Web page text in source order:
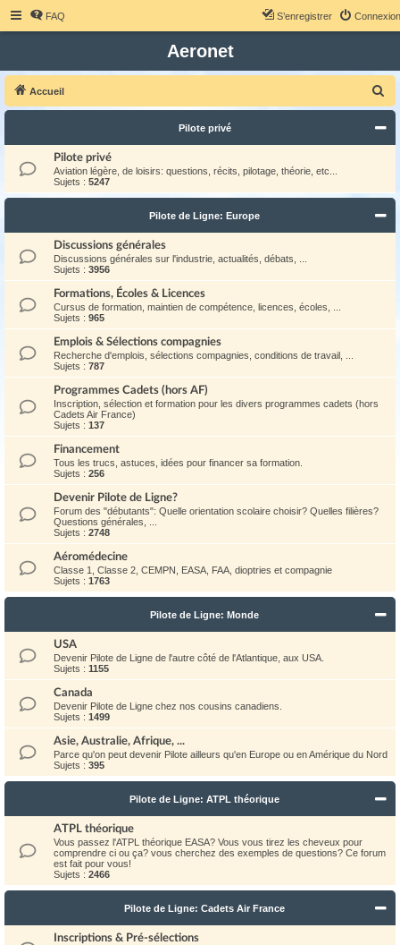
FAQ Connexion
S’enregistrer
Aeronet
Accueil
e
r
c
r
Pilote privé
Pilote privé
Aviation légère, de loisirs: questions, récits, pilotage, théorie, etc...
Sujets : 5247
Pilote de Ligne: Europe
Discussions générales
Discussions générales sur l'industrie, actualités, débats, ...
Sujets : 3956
Formations, Écoles & Licences
Cursus de formation, maintien de compétence, licences, écoles, ...
Sujets : 965
Emplois & Sélections compagnies
Recherche d'emplois, sélections compagnies, conditions de travail, ...
Sujets : 787
Programmes Cadets (hors AF)
Inscription, sélection et formation pour les divers programmes cadets (hors
Cadets Air France)
Sujets : 137
Financement
Tous les trucs, astuces, idées pour financer sa formation.
Sujets : 256
Devenir Pilote de Ligne?
Forum des "débutants": Quelle orientation scolaire choisir? Quelles filières?
Questions générales, ...
Sujets : 2748
Aéromédecine
Classe 1, Classe 2, CEMPN, EASA, FAA, dioptries et compagnie
Sujets : 1763
Pilote de Ligne: Monde
USA
Devenir Pilote de Ligne de l'autre côté de l'Atlantique, aux USA.
Sujets : 1155
Canada
Devenir Pilote de Ligne chez nos cousins canadiens.
Sujets : 1499
Asie, Australie, Afrique, ...
Parce qu'on peut devenir Pilote ailleurs qu'en Europe ou en Amérique du Nord
Sujets : 395
Pilote de Ligne: ATPL théorique
ATPL théorique
Vous passez l'ATPL théorique EASA? Vous vous tirez les cheveux pour
comprendre ci ou ça? vous cherchez des exemples de questions? Ce forum
est fait pour vous!
Sujets : 2466
Pilote de Ligne: Cadets Air France
Inscriptions & Pré-sélections